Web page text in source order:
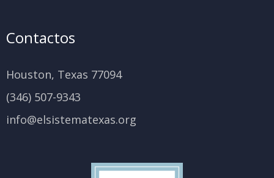
Contactos
Houston, Texas 77094
(346) 507-9343
info@elsistematexas.org